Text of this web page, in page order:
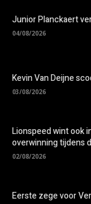
Junior Planckaert
04/08/2026
Kevin Van Deijne
03/08/2026
Lionspeed wint ook
overwinning tijdens
02/08/2026
Eerste zege voor